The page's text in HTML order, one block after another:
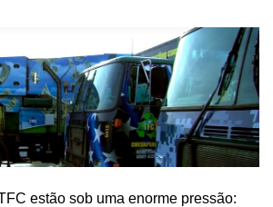
estão sob uma enorme pressão: